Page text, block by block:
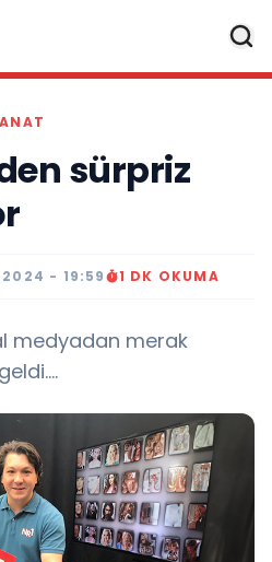
sürpriz
- 19:59 1 DK OKUMA
medyadan merak